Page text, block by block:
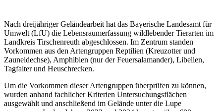
Nach dreijähriger Geländearbeit hat das Bayerische Landesamt für
Umwelt (LfU) die Lebensraumerfassung wildlebender Tierarten im
Landkreis Tirschenreuth abgeschlossen. Im Zentrum standen
Vorkommen aus den Artengruppen Reptilien (Kreuzotter und
Zauneidechse), Amphibien (nur der Feuersalamander), Libellen,
Tagfalter und Heuschrecken.
Um die Vorkommen dieser Artengruppen überprüfen zu können,
wurden anhand fachlicher Kriterien Untersuchungsflächen
ausgewählt und anschließend im Gelände unter die Lupe